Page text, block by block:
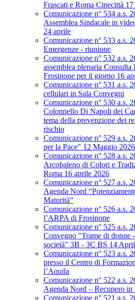
Frascati e Roma Cinecittà
Comunicazione n° 534 a.s.
Assemblea Sindacale in
24 aprile
Comunicazione n° 533 a.s.
Emergenze - riunione
Comunicazione n° 532 a.s.
assemblea plenaria
Frosinone per il giorno 16
Comunicazione n° 531 a.s.
cellulari in Sala Convegni
Comunicazione n° 530 a.s.
Colonnello Di Napoli dei
tema della prevenzione dei
rischio
Comunicazione n° 529 a.s.
per la Pace" 12 Maggio
Comunicazione n° 528 a.s.
Arcobaleno di Colori e
Roma 16 aprile 2026
Comunicazione n° 527 a.s.
Agenda Nord
Maturità”
Comunicazione n° 526 a.s.
l’ARPA di Frosinone
Comunicazione n° 525 a.s.
Convegno "Trame di donne
società" 3B - 3C BS 14
Comunicazione n° 523 a.s.
presso il Centro di
l’Aquila
Comunicazione n° 522 a.s.
Agenda Nord – Recupero in
Comunicazione n° 521 a.s.